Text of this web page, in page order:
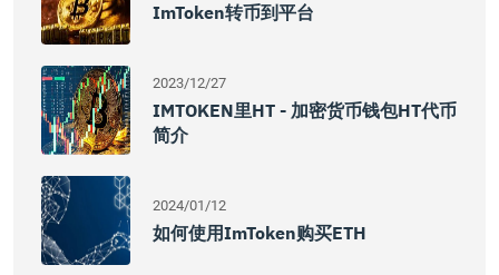
ImToken转币到平台
2023/12/27
IMTOKEN里HT - 加密货币钱包HT代币
简介
2024/01/12
如何使用imToken购买ETH